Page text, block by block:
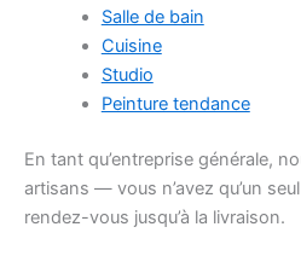
Salle de bain
Cuisine
Studio
Peinture tendance
En tant qu’entreprise générale,
artisans — vous n’avez qu’un
rendez-vous jusqu’à la livraison.